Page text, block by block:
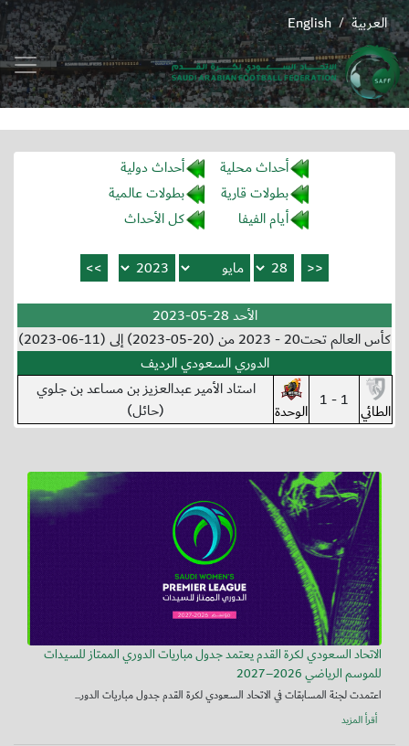
English / العربية
أحداث محلية
أحداث دولية
بطولات قارية
بطولات عالمية
أيام الفيفا
كل الأحداث
الأحد 28-05-2023
كأس العالم تحت20 - 2023 من (20-05-2023) إلى (11-06-2023)
الدوري السعودي الرديف
الطائي 1 - 1 الوحدة
استاد الأمير عبدالعزيز بن مساعد بن جلوي
(حائل)
الاتحاد السعودي لكرة القدم يعتمد جدول مباريات الدوري الممتاز للسيدات
للموسم الرياضي 2026–2027
اعتمدت لجنة المسابقات في الاتحاد السعودي لكرة القدم جدول مباريات الدور...
أقرأ المزيد